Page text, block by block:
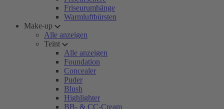
Friseurumhänge
Warmluftbürsten
Make-up
Alle anzeigen
Teint
Alle anzeigen
Foundation
Concealer
Puder
Blush
Highlighter
BB- & CC-Cream